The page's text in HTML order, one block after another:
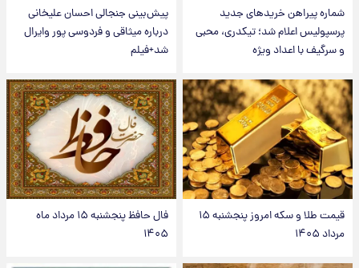
شماره پیراهن خریدهای جدید
پرسپولیس اعلام شد؛ تیکدری، محبی
و سرگیف با اعداد ویژه
پیش‌بینی جنجالی احسان علیخانی
درباره میثاقی و فردوسی پور وایرال
شد+فیلم
قیمت طلا و سکه امروز پنجشنبه ۱۵
مرداد ۱۴۰۵
فال حافظ پنجشنبه ۱۵ مرداد ماه
۱۴۰۵